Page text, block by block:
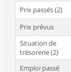
Prix passés (2)
Prix prévus
Situation de
trésorerie (2)
Emploi passé